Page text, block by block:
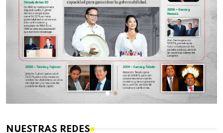
NUESTRAS REDES